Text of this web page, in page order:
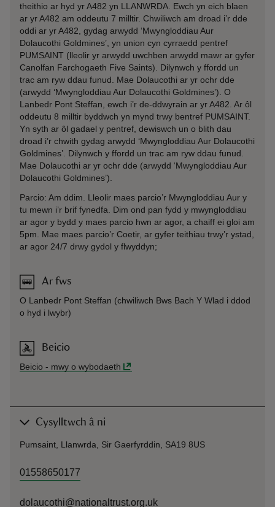
theithio ar hyd yr A482 yn LLANWRDA. Ewch yn eich blaen
ar yr A482 am oddeutu 7 milltir. Chwiliwch am droad i’r dde
oddi ar yr A482, gydag arwydd ‘Mwyngloddiau Aur
Dolaucothi Goldmines’, yn union cyn cyrraedd pentref
PUMSAINT (lleolir yr arwydd uwchben arwydd mawr ar gyfer
Canolfan Farchogaeth Five Saints). Dilynwch y ffordd un
trac am ryw ddau funud. Mae Dolaucothi ar yr ochr dde
(arwydd ‘Mwyngloddiau Aur Dolaucothi Goldmines’). O
Lanbedr Pont Steffan, ewch i’r de-ddwyrain ar yr A482. Ar ôl
oddeutu 8 milltir byddwch yn mynd trwy bentref PUMSAINT.
Yn syth ar ôl gadael y pentref, dewiswch un o blith dau
droad i’r chwith gydag arwydd ‘Mwyngloddiau Aur Dolaucothi
Goldmines’. Dilynwch y ffordd un trac am ryw ddau funud.
Mae Dolaucothi ar yr ochr dde (arwydd ‘Mwyngloddiau Aur
Dolaucothi Goldmines’).
Parcio: Am ddim. Lleolir maes parcio’r Mwyngloddiau Aur y
tu mewn i’r brif fynedfa. Dim ond pan fydd y mwyngloddiau
ar agor y bydd y maes parcio hwn ar agor, a chaiff ei gloi am
5pm. Mae maes parcio’r Coetir, ar gyfer teithiau trwy’r ystad,
ar agor 24/7 drwy gydol y flwyddyn;
Ar fws
O Lanbedr Pont Steffan (chwiliwch Bws Bach Y Wlad i ddod
o hyd i lwybr)
Beicio
Beicio - mwy o wybodaeth
Cysylltwch â ni
Pumsaint, Llanwrda, Sir Gaerfyrddin, SA19 8US
01558650177
dolaucothi@nationaltrust.org.uk